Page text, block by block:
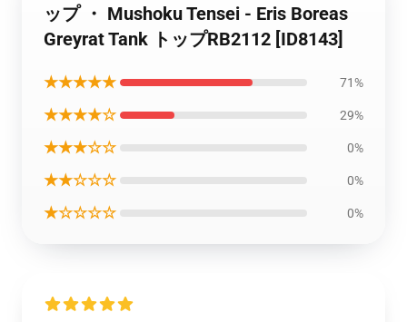
ップ ・ Mushoku Tensei - Eris Boreas
Greyrat Tank トップRB2112 [ID8143]
★★★★★ 71%
★★★★☆ 29%
★★★☆☆ 0%
★★☆☆☆ 0%
★☆☆☆☆ 0%